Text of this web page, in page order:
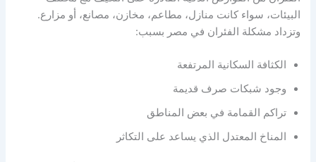
البيئات، سواء كانت منازل، مطاعم، مخازن، مصانع، أو مزارع.
وتزداد مشكلة الفئران في مصر بسبب:
الكثافة السكانية المرتفعة
وجود شبكات صرف قديمة
تراكم القمامة في بعض المناطق
المناخ المعتدل الذي يساعد على التكاثر